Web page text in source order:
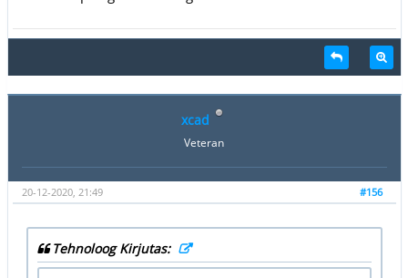
xcad
Veteran
#156
20-12-2020, 21:49
Tehnoloog Kirjutas: